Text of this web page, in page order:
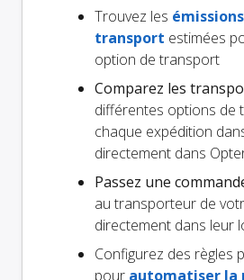
Trouvez les
transport estimées
option de transport
Comparez les
différentes options de
chaque expédition
directement dans
Passez une
au transporteur de
directement dans leur
Configurez des règles
pour automatiser la